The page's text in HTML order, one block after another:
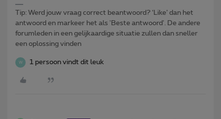
Tip: Werd jouw vraag correct beantwoord? ‘Like’ dan het
antwoord en markeer het als 'Beste antwoord'. De andere
forumleden in een gelijkaardige situatie zullen dan sneller
een oplossing vinden
W 1 persoon vindt dit leuk